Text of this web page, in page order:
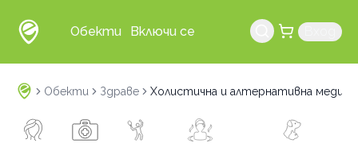
Обекти Включи се
Обекти Здраве Холистична и алтернативна